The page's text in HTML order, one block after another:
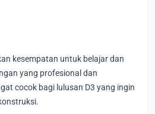
kesempatan untuk belajar dan
yang profesional dan
cocok bagi lulusan D3 yang ingin